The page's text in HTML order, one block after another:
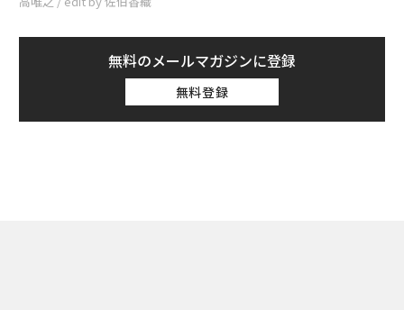
無料のメールマガジンに登録
無料登録